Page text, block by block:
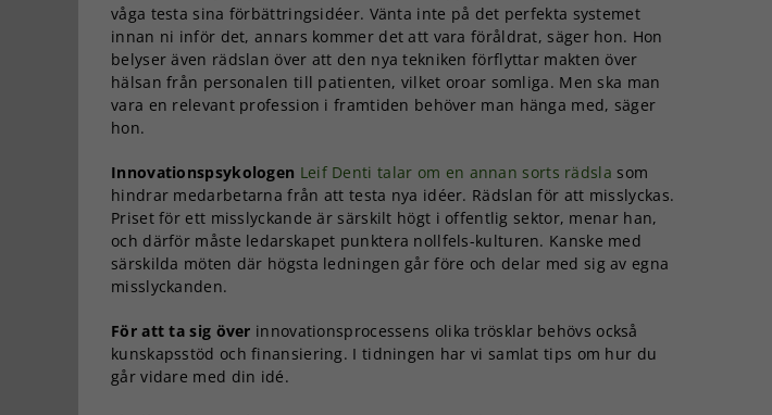
våga testa sina förbättringsidéer. Vänta inte på det perfekta systemet
innan ni inför det, annars kommer det att vara föråldrat, säger hon. Hon
belyser även rädslan över att den nya tekniken förflyttar makten över
hälsan från personalen till patienten, vilket oroar somliga. Men ska man
vara en relevant profession i framtiden behöver man hänga med, säger
hon.
Innovationspsykologen Leif Denti talar om en annan sorts rädsla som
hindrar medarbetarna från att testa nya idéer. Rädslan för att misslyckas.
Priset för ett misslyckande är särskilt högt i offentlig sektor, menar han,
och därför måste ledarskapet punktera nollfels-kulturen. Kanske med
särskilda möten där högsta ledningen går före och delar med sig av egna
misslyckanden.
För att ta sig över innovationsprocessens olika trösklar behövs också
kunskapsstöd och finansiering. I tidningen har vi samlat tips om hur du
går vidare med din idé.